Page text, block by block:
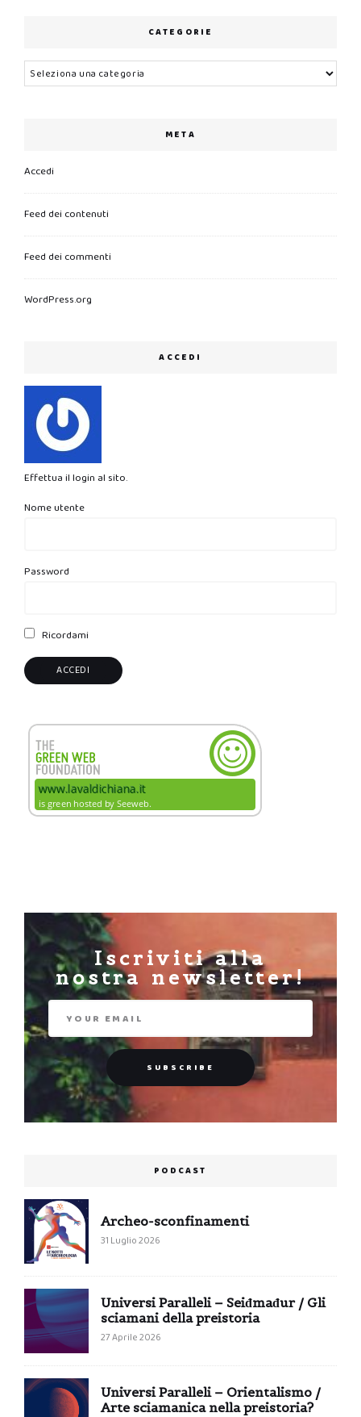
CATEGORIE
Categorie
META
Accedi
Feed dei contenuti
Feed dei commenti
WordPress.org
ACCEDI
Effettua il login al sito.
Nome utente
Password
Ricordami
Iscriviti alla
nostra newsletter!
PODCAST
Archeo-sconfinamenti
31 Luglio 2026
Universi Paralleli – Seiđmađur / Gli
sciamani della preistoria
27 Aprile 2026
Universi Paralleli – Orientalismo /
Arte sciamanica nella preistoria?